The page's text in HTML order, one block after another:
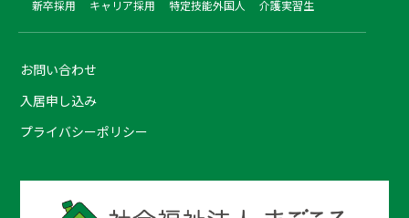
新卒採用 キャリア採用 特定技能外国人 介護実習生
お問い合わせ
入居申し込み
プライバシーポリシー